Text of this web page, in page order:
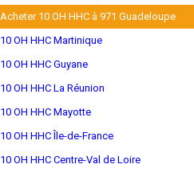
Acheter 10 OH HHC à 971 Guadeloupe
10 OH HHC Martinique
10 OH HHC Guyane
10 OH HHC La Réunion
10 OH HHC Mayotte
10 OH HHC Île-de-France
10 OH HHC Centre-Val de Loire